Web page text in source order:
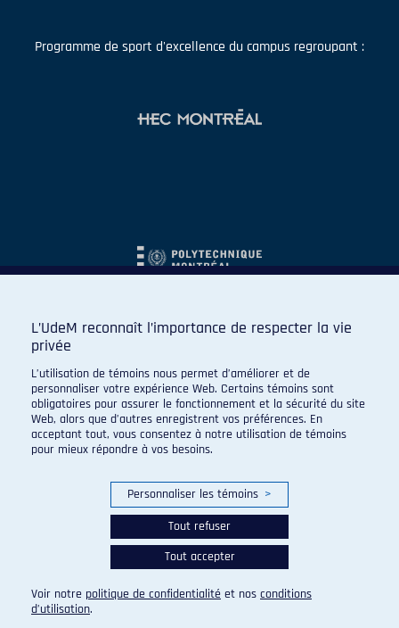
Programme de sport d'excellence du campus regroupant :
© 2026 Carabins de l'Université de Montréal. Tous droits
réservés.
Paramètres des témoins
L’UdeM reconnaît l’importance de respecter la vie
privée
L’utilisation de témoins nous permet d’améliorer et de
personnaliser votre expérience Web. Certains témoins sont
obligatoires pour assurer le fonctionnement et la sécurité du site
Web, alors que d’autres enregistrent vos préférences. En
acceptant tout, vous consentez à notre utilisation de témoins
pour mieux répondre à vos besoins.
Personnaliser les témoins >
Tout refuser
Tout accepter
Voir notre politique de confidentialité et nos conditions
d’utilisation.